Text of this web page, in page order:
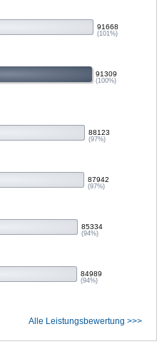
91668
(101%)
91309
(100%)
88123
(97%)
87942
(97%)
85334
(94%)
84989
(94%)
Alle Leistungsbewertung >>>